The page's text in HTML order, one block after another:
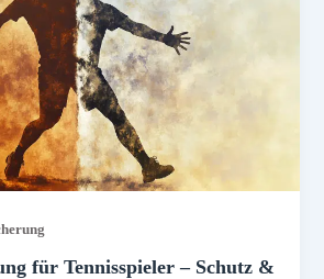
für Tennisspieler – Schutz &